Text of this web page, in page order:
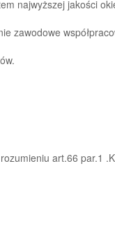
najwyższej jakości
zawodowe
art.66 par.1